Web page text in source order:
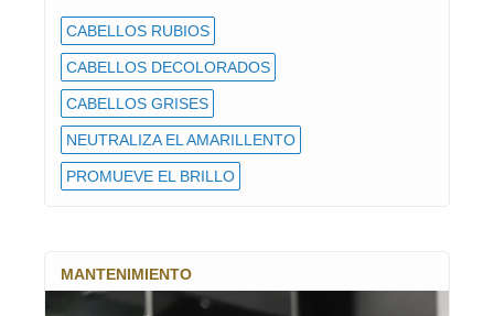
CABELLOS RUBIOS
CABELLOS DECOLORADOS
CABELLOS GRISES
NEUTRALIZA EL AMARILLENTO
PROMUEVE EL BRILLO
MANTENIMIENTO